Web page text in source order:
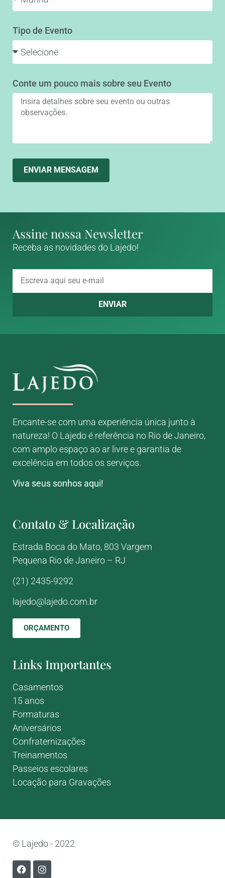
Tipo de Evento
Conte um pouco mais sobre seu Evento
ENVIAR MENSAGEM
Assine nossa Newsletter
Receba as novidades do Lajedo!
ENVIAR
Encante-se com uma experiência única junto à
natureza! O Lajedo é referência no Rio de Janeiro,
com amplo espaço ao ar livre e garantia de
excelência em todos os serviços.
Viva seus sonhos aqui!
Contato & Localização
Estrada Boca do Mato, 803 Vargem
Pequena Rio de Janeiro – RJ
(21) 2435-9292
lajedo@lajedo.com.br
ORÇAMENTO
Links Importantes
Casamentos
15 anos
Formaturas
Aniversários
Confraternizações
Treinamentos
Passeios escolares
Locação para Gravações
© Lajedo - 2022